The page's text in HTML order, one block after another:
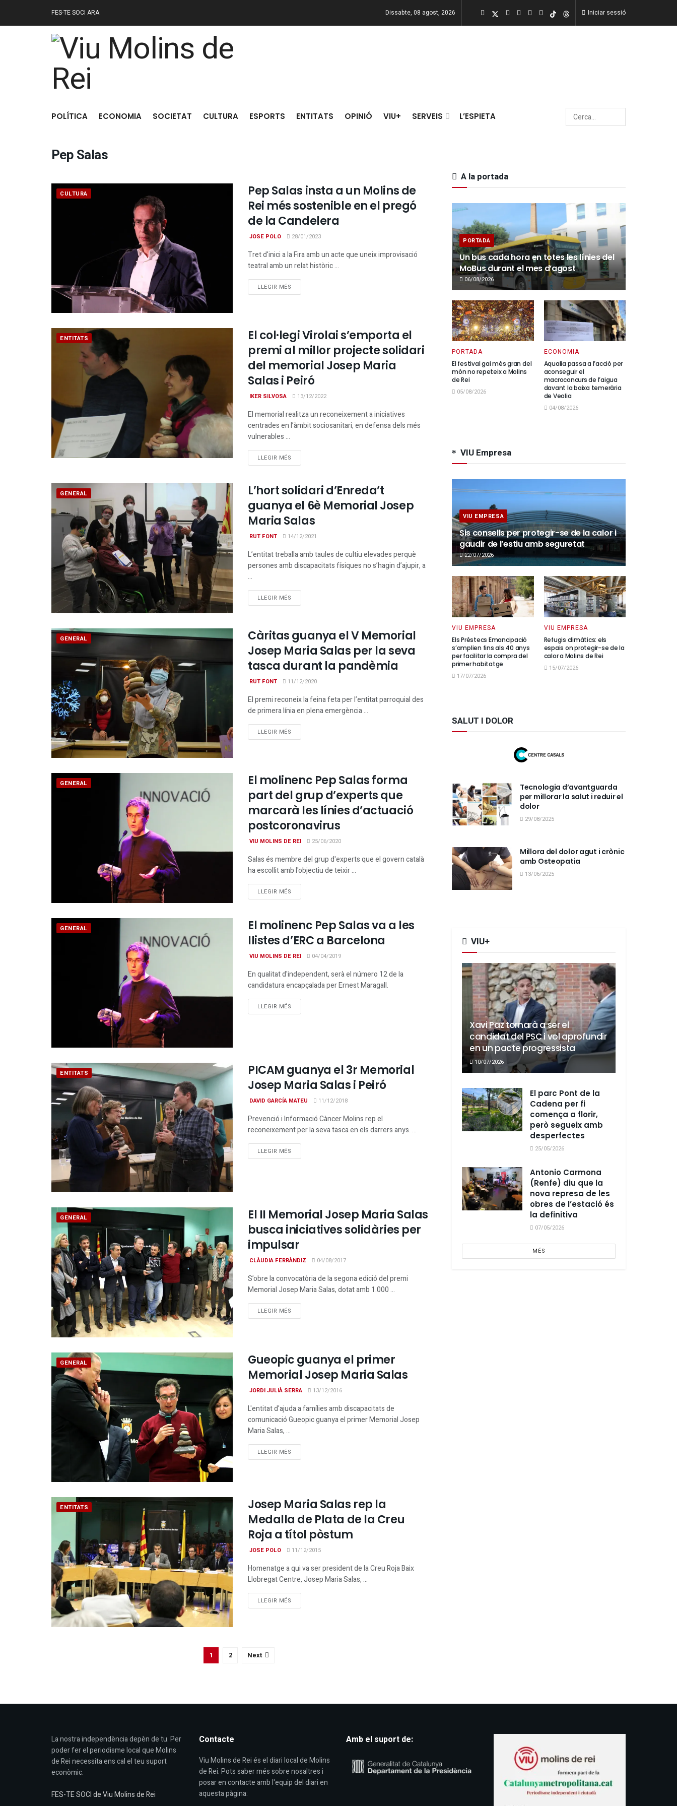
FES-TE SOCI ARA Dissabte, 08 agost, 2026 Iniciar sessió
POLÍTICA ECONOMIA SOCIETAT CULTURA ESPORTS ENTITATS OPINIÓ VIU+ SERVEIS L’ESPIETA
Pep Salas
CULTURA
Pep Salas insta a un Molins de
Rei més sostenible en el pregó
de la Candelera
JOSE POLO 28/01/2023
Tret d'inici a la Fira amb un acte que uneix improvisació
teatral amb un relat històric ...
LLEGIR MÉS
ENTITATS
El col·legi Virolai s’emporta el
premi al millor projecte solidari
del memorial Josep Maria
Salas i Peiró
IKER SILVOSA 13/12/2022
El memorial realitza un reconeixement a iniciatives
centrades en l’àmbit sociosanitari, en defensa dels més
vulnerables ...
LLEGIR MÉS
GENERAL
L’hort solidari d’Enreda’t
guanya el 6è Memorial Josep
Maria Salas
RUT FONT 14/12/2021
L’entitat treballa amb taules de cultiu elevades perquè
persones amb discapacitats físiques no s’hagin d’ajupir, a
...
LLEGIR MÉS
GENERAL
Càritas guanya el V Memorial
Josep Maria Salas per la seva
tasca durant la pandèmia
RUT FONT 11/12/2020
El premi reconeix la feina feta per l’entitat parroquial des
de primera línia en plena emergència ...
LLEGIR MÉS
GENERAL
El molinenc Pep Salas forma
part del grup d’experts que
marcarà les línies d’actuació
postcoronavirus
VIU MOLINS DE REI 25/06/2020
Salas és membre del grup d'experts que el govern català
ha escollit amb l'objectiu de teixir ...
LLEGIR MÉS
GENERAL
El molinenc Pep Salas va a les
llistes d’ERC a Barcelona
VIU MOLINS DE REI 04/04/2019
En qualitat d'independent, serà el número 12 de la
candidatura encapçalada per Ernest Maragall.
LLEGIR MÉS
ENTITATS
PICAM guanya el 3r Memorial
Josep Maria Salas i Peiró
DAVID GARCÍA MATEU 11/12/2018
Prevenció i Informació Càncer Molins rep el
reconeixement per la seva tasca en els darrers anys. ...
LLEGIR MÉS
GENERAL
El II Memorial Josep Maria Salas
busca iniciatives solidàries per
impulsar
CLÀUDIA FERRÀNDIZ 04/08/2017
S’obre la convocatòria de la segona edició del premi
Memorial Josep Maria Salas, dotat amb 1.000 ...
LLEGIR MÉS
GENERAL
Gueopic guanya el primer
Memorial Josep Maria Salas
JORDI JULIÀ SERRA 13/12/2016
L'entitat d'ajuda a famílies amb discapacitats de
comunicació Gueopic guanya el primer Memorial Josep
Maria Salas, ...
LLEGIR MÉS
ENTITATS
Josep Maria Salas rep la
Medalla de Plata de la Creu
Roja a títol pòstum
JOSE POLO 11/12/2015
Homenatge a qui va ser president de la Creu Roja Baix
Llobregat Centre, Josep Maria Salas, ...
LLEGIR MÉS
1 2 Next
A la portada
PORTADA
Un bus cada hora en totes les línies del
MoBus durant el mes d’agost
06/08/2026
PORTADA
El festival gai més gran del
món no repeteix a Molins
de Rei
05/08/2026
ECONOMIA
Aqualia passa a l’acció per
aconseguir el
macroconcurs de l’aigua
davant la baixa temerària
de Veolia
04/08/2026
VIU Empresa
VIU EMPRESA
Sis consells per protegir-se de la calor i
gaudir de l’estiu amb seguretat
22/07/2026
VIU EMPRESA
Els Préstecs Emancipació
s’amplien fins als 40 anys
per facilitar la compra del
primer habitatge
17/07/2026
VIU EMPRESA
Refugis climàtics: els
espais on protegir-se de la
calor a Molins de Rei
15/07/2026
SALUT I DOLOR
Tecnologia d’avantguarda
per millorar la salut i reduir el
dolor
29/08/2025
Millora del dolor agut i crònic
amb Osteopatia
13/06/2025
VIU+
Xavi Paz tornarà a ser el
candidat del PSC i vol aprofundir
en un pacte progressista
10/07/2026
El parc Pont de la
Cadena per fi
comença a florir,
però segueix amb
desperfectes
25/05/2026
Antonio Carmona
(Renfe) diu que la
nova represa de les
obres de l’estació és
la definitiva
07/05/2026
MÉS
La nostra independència depèn de tu. Per
poder fer el periodisme local que Molins
de Rei necessita ens cal el teu suport
econòmic.
FES-TE SOCI de Viu Molins de Rei
Contacte
Viu Molins de Rei és el diari local de Molins
de Rei. Pots saber més sobre nosaltres i
posar en contacte amb l'equip del diari en
aquesta pàgina:
Amb el suport de: